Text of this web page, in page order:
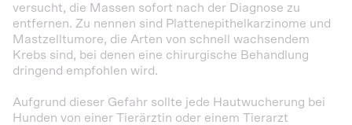
versucht, die Massen sofort nach der Diagnose zu
entfernen. Zu nennen sind Plattenepithelkarzinome und
Mastzelltumore, die Arten von schnell wachsendem
Krebs sind, bei denen eine chirurgische Behandlung
dringend empfohlen wird.
Aufgrund dieser Gefahr sollte jede Hautwucherung bei
Hunden von einer Tierärztin oder einem Tierarzt